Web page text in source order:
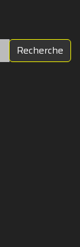
Recherche